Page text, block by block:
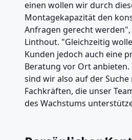
einen wollen wir durch
Montagekapazität den
Anfragen gerecht
Linthout. "Gleichzeitig
Kunden jedoch auch eine
Beratung vor Ort anbieten.
sind wir also auf der Suche
Fachkräften, die unser
des Wachstums